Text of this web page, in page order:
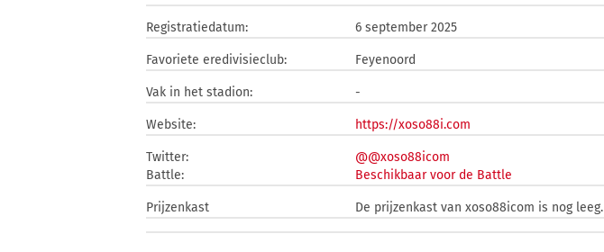
Registratiedatum: 6 september 2025
Favoriete eredivisieclub: Feyenoord
Vak in het stadion: -
Website: https://xoso88i.com
Twitter:
@@xoso88icom
Battle:
Beschikbaar voor de Battle
Prijzenkast De prijzenkast van xoso88icom is nog leeg.